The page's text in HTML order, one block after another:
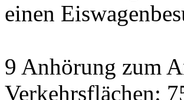
einen
9 Anhörung zum
Verkehrsflächen: